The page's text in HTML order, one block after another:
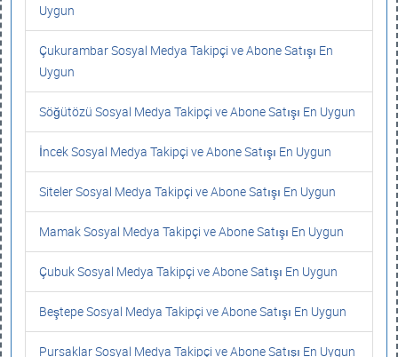
Uygun
Çukurambar Sosyal Medya Takipçi ve Abone Satışı En
Uygun
Söğütözü Sosyal Medya Takipçi ve Abone Satışı En Uygun
İncek Sosyal Medya Takipçi ve Abone Satışı En Uygun
Siteler Sosyal Medya Takipçi ve Abone Satışı En Uygun
Mamak Sosyal Medya Takipçi ve Abone Satışı En Uygun
Çubuk Sosyal Medya Takipçi ve Abone Satışı En Uygun
Beştepe Sosyal Medya Takipçi ve Abone Satışı En Uygun
Pursaklar Sosyal Medya Takipçi ve Abone Satışı En Uygun